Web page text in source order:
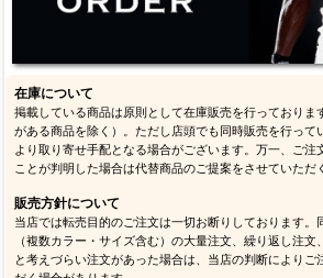
在庫について
掲載している商品は原則として在庫販売を行っておりま
がある商品を除く）。ただし店頭でも同時販売を行って
より取り寄せ手配となる場合がございます。万一、ご注
ことが判明した場合は代替商品のご提案をさせていただ
販売方針について
当店では転売目的のご注文は一切お断りしております。
（複数カラー・サイズ含む）の大量注文、繰り返し注
と考えづらい注文があった場合は、当店の判断によりご